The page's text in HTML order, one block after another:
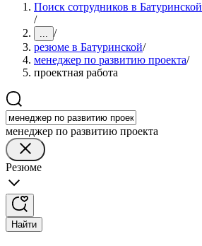
Поиск сотрудников в Батуринской
/
... /
резюме в Батуринской/
менеджер по развитию проекта/
проектная работа
менеджер по развитию проекта
Резюме
Найти